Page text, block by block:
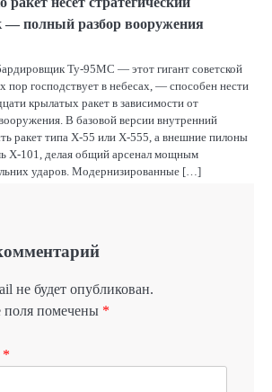
— полный разбор вооружения
Ту-95МС — этот гигант советской
пор господствует в небесах, — способен нести
крылатых ракет в зависимости от
В базовой версии внутренний
ракет типа Х-55 или Х-555, а внешние пилоны
Х-101, делая общий арсенал мощным
ударов. Модернизированные […]
не будет опубликован.
поля помечены *
*